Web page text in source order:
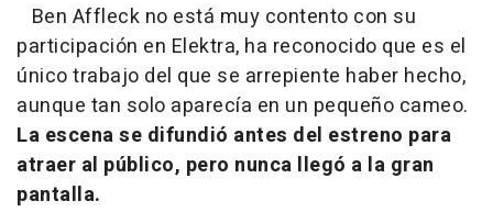
Ben Affleck no está muy contento con su
participación en Elektra, ha reconocido que es el
único trabajo del que se arrepiente haber hecho,
aunque tan solo aparecía en un pequeño cameo.
La escena se difundió antes del estreno para
atraer al público, pero nunca llegó a la gran
pantalla.